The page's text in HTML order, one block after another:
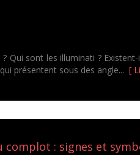
Qui sont les illuminati ?
présentent sous des angle... [
complot : signes et